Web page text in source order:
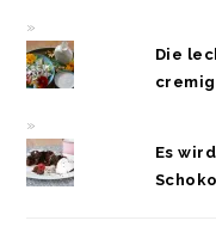
Die
Es